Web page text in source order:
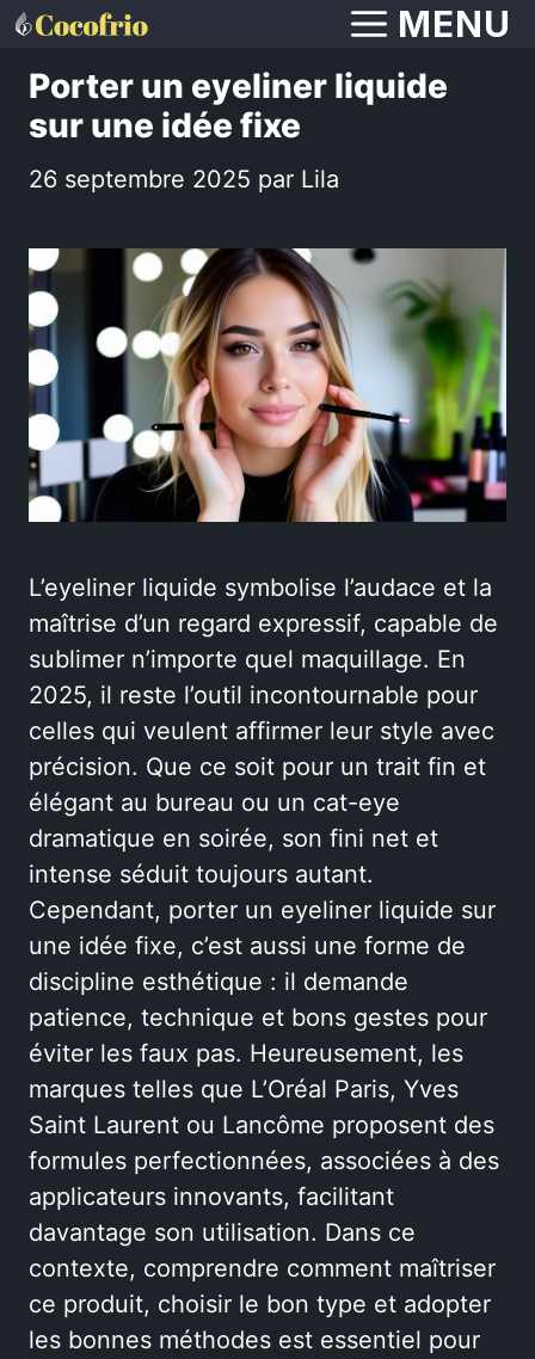
Aller
contenu
MENU
Porter un eyeliner liquide
sur une idée fixe
26 septembre 2025 par Lila
L’eyeliner liquide symbolise l’audace et la
maîtrise d’un regard expressif, capable de
sublimer n’importe quel maquillage. En
2025, il reste l’outil incontournable pour
celles qui veulent affirmer leur style avec
précision. Que ce soit pour un trait fin et
élégant au bureau ou un cat-eye
dramatique en soirée, son fini net et
intense séduit toujours autant.
Cependant, porter un eyeliner liquide sur
une idée fixe, c’est aussi une forme de
discipline esthétique : il demande
patience, technique et bons gestes pour
éviter les faux pas. Heureusement, les
marques telles que L’Oréal Paris, Yves
Saint Laurent ou Lancôme proposent des
formules perfectionnées, associées à des
applicateurs innovants, facilitant
davantage son utilisation. Dans ce
contexte, comprendre comment maîtriser
ce produit, choisir le bon type et adopter
les bonnes méthodes est essentiel pour